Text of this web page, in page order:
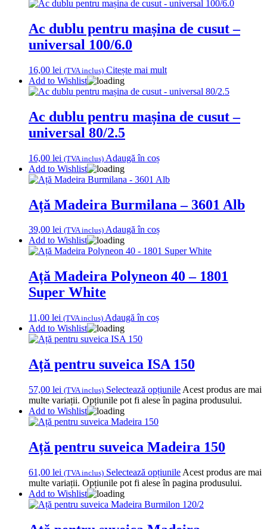
Ac dublu pentru mașina de cusut –
universal 100/6.0
16,00 lei (TVA inclus) Citește mai mult
Add to Wishlist
Ac dublu pentru mașina de cusut –
universal 80/2.5
16,00 lei (TVA inclus) Adaugă în coș
Add to Wishlist
Ață Madeira Burmilana – 3601 Alb
39,00 lei (TVA inclus) Adaugă în coș
Add to Wishlist
Ață Madeira Polyneon 40 – 1801
Super White
11,00 lei (TVA inclus) Adaugă în coș
Add to Wishlist
Ață pentru suveica ISA 150
57,00 lei (TVA inclus) Selectează opțiunile Acest produs are mai
multe variații. Opțiunile pot fi alese în pagina produsului.
Add to Wishlist
Ață pentru suveica Madeira 150
61,00 lei (TVA inclus) Selectează opțiunile Acest produs are mai
multe variații. Opțiunile pot fi alese în pagina produsului.
Add to Wishlist